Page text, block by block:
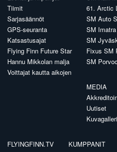
Tiimit
Sarjasäännöt
GPS-seuranta
Katsastusajat
Flying Finn Future Star
Hannu Mikkolan malja
Voittajat kautta aikojen
61. Arctic
SM Auto
SM
SM
Fixus SM
SM
MEDIA
Uutiset
FLYINGFINN.TV
KUMPPANIT